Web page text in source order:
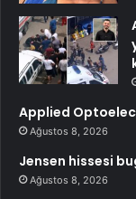
Applied
Ağustos 8, 2026
Jensen hissesi
Ağustos 8, 2026